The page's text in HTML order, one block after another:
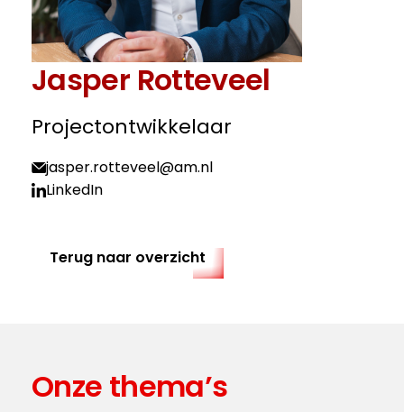
Jasper Rotteveel
Projectontwikkelaar
jasper.rotteveel@am.nl
LinkedIn
Terug naar overzicht
Onze thema’s